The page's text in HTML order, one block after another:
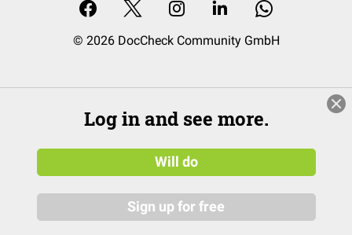
© 2026 DocCheck Community GmbH
Log in and see more.
Will do
Sign up for free